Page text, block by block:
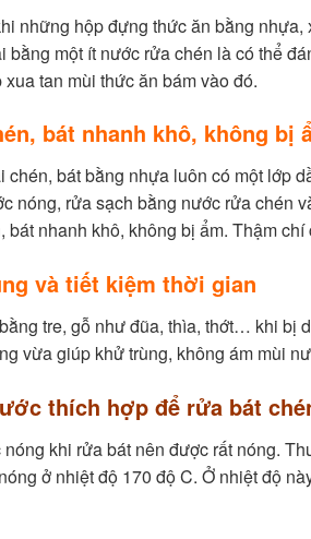
những hộp đựng thức ăn bằng
bằng một ít nước rửa chén là có thể
tan mùi thức ăn bám vào đó.
bát nhanh khô, không bị
chén, bát bằng nhựa luôn có một lớp
nóng, rửa sạch bằng nước rửa chén
bát nhanh khô, không bị ẩm. Thậm
và tiết kiệm thời gian
tre, gỗ như đũa, thìa, thớt… khi bị
vừa giúp khử trùng, không ám mùi
thích hợp để rửa bát
khi rửa bát nên được rất nóng.
ở nhiệt độ 170 độ C. Ở nhiệt độ